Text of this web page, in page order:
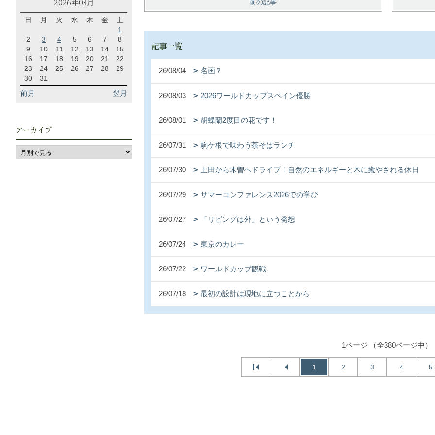
前の記事
記事一覧
26/08/04 名画？
26/08/03 2026ワールドカップスペイン優勝
26/08/01 胡蝶蘭2度目の花です！
26/07/31 駒ケ根で味わう茶そばランチ
26/07/30 上田から木曽へドライブ！自然のエネルギーと木に癒やされる休日
26/07/29 サマーコンファレンス2026での学び
26/07/27 「リビングは外」という発想
26/07/24 東京のカレー
26/07/22 ワールドカップ観戦
26/07/18 最初の設計は現地に立つことから
1ページ （全380ページ中）
1 2 3 4 5
2026年08月
日 月 火 水 木 金
土
1
2
3 4 5 6 7
8
9
10 11 12 13 14
15
16
17 18 19 20 21
22
23
24 25 26 27 28
29
30
31
前月 翌月
アーカイブ